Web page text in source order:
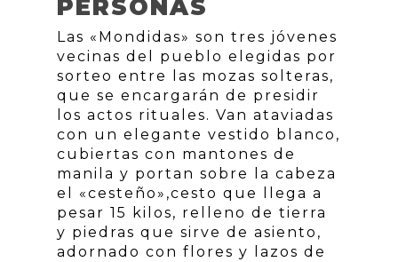
PERSONAS
Las «Mondidas» son tres jóvenes
vecinas del pueblo elegidas por
sorteo entre las mozas solteras,
que se encargarán de presidir
los actos rituales. Van ataviadas
con un elegante vestido blanco,
cubiertas con mantones de
manila y portan sobre la cabeza
el «cesteño»,cesto que llega a
pesar 15 kilos, relleno de tierra
y piedras que sirve de asiento,
adornado con flores y lazos de